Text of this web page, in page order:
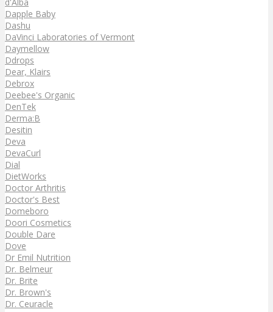
Dapple Baby
Dashu
DaVinci Laboratories of Vermont
Daymellow
Ddrops
Dear, Klairs
Debrox
Deebee's Organic
DenTek
Derma:B
Desitin
Deva
DevaCurl
Dial
DietWorks
Doctor Arthritis
Doctor's Best
Domeboro
Doori Cosmetics
Double Dare
Dove
Dr Emil Nutrition
Dr. Belmeur
Dr. Brite
Dr. Brown's
Dr. Ceuracle